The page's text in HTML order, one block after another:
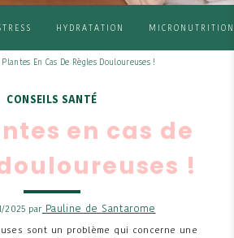
HYDRATATION MICRONUTRITION
Plantes En Cas De Règles Douloureuses !
CONSEILS SANTÉ
en cas de
!
2025 par Pauline de Santarome
sont un problème qui concerne une